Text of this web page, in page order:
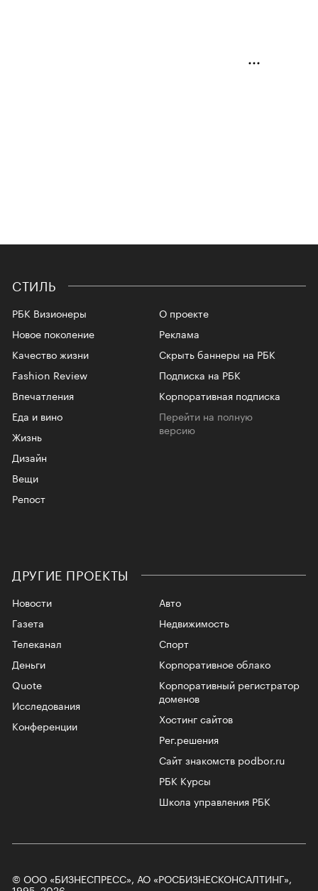
СТИЛЬ
РБК Визионеры
Новое поколение
Качество жизни
Fashion Review
Впечатления
Еда и вино
Жизнь
Дизайн
Вещи
Репост
О проекте
Реклама
Скрыть баннеры на РБК
Подписка на РБК
Корпоративная подписка
Перейти на полную
версию
ДРУГИЕ ПРОЕКТЫ
Новости
Газета
Телеканал
Авто
Недвижимость
Спорт
Корпоративное облако
Корпоративный регистратор
доменов
Хостинг сайтов
Рег.решения
Сайт знакомств podbor.ru
РБК Курсы
Школа управления РБК
Деньги
Quote
Исследования
Конференции
© ООО «БИЗНЕСПРЕСС», АО «РОСБИЗНЕСКОНСАЛТИНГ»,